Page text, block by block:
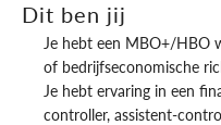
Dit ben jij
Je hebt een MBO+/HBO
of bedrijfseconomische
Je hebt ervaring in een
controller, assistent-